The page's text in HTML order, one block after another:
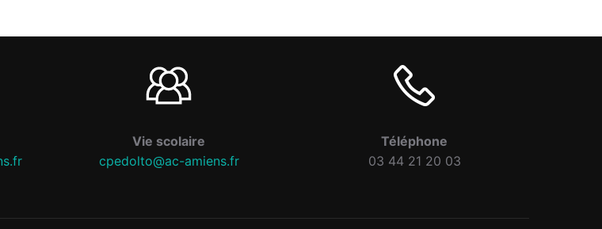
Vie scolaire
cpedolto@ac-amiens.fr
Téléphone
03 44 21 20 03